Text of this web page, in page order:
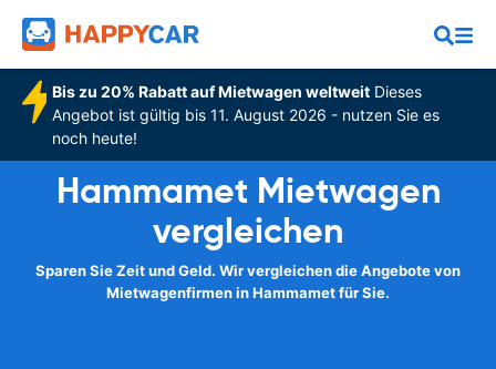
Bis zu 20% Rabatt auf Mietwagen weltweitDieses
Angebot ist gültig bis 11. August 2026 - nutzen Sie es
noch heute!
Hammamet Mietwagen
vergleichen
Sparen Sie Zeit und Geld. Wir vergleichen die Angebote von
Mietwagenfirmen in Hammamet für Sie.